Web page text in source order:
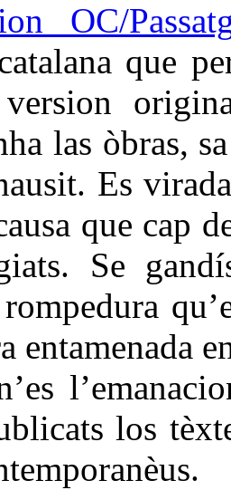
OC/
que
las òbras,
Es
que cap
Se
entamenada
los